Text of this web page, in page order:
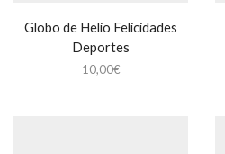
Globo de Helio Felicidades
Deportes
10,00€